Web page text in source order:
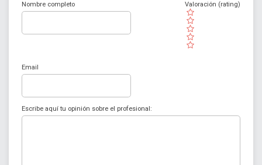
Nombre completo
( )
( )
( )
( )
( )
Valoración (rating)
Email
Escribe aquí tu opinión sobre el profesional: